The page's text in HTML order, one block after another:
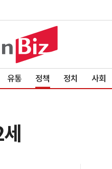
유통 정책 정치 사회